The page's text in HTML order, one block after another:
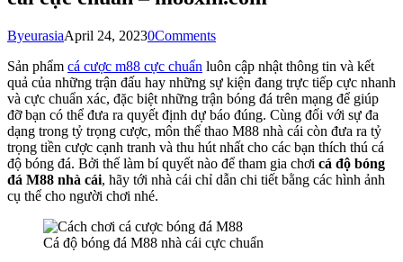
ByeurasiaApril 24, 20230Comments
Sản phẩm cá cược m88 cực chuẩn luôn cập nhật thông tin và kết
quả của những trận đấu hay những sự kiện đang trực tiếp cực nhanh
và cực chuẩn xác, đặc biệt những trận bóng đá trên mạng để giúp
đỡ bạn có thể đưa ra quyết định dự báo đúng. Cùng đối với sự đa
dạng trong tỷ trọng cược, môn thể thao M88 nhà cái còn đưa ra tỷ
trọng tiền cược cạnh tranh và thu hút nhất cho các bạn thích thú cá
độ bóng đá. Bởi thế làm bí quyết nào để tham gia chơi cá độ bóng
đá M88 nhà cái, hãy tới nhà cái chỉ dẫn chi tiết bằng các hình ảnh
cụ thể cho người chơi nhé.
Cá độ bóng đá M88 nhà cái cực chuẩn